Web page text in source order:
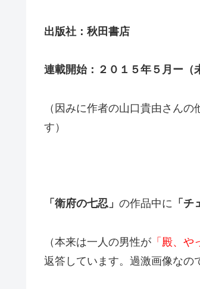
出版社：秋田書店
連載開始：２０１５年５月ー（
（因みに作者の山口貴由さんの
す）
「衛府の七忍」 の作品中に 「チ
（本来は一人の男性が 「殿、や
返答しています。過激画像なの